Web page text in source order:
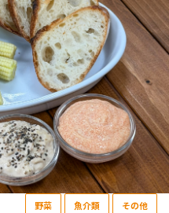
野菜 魚介類 その他